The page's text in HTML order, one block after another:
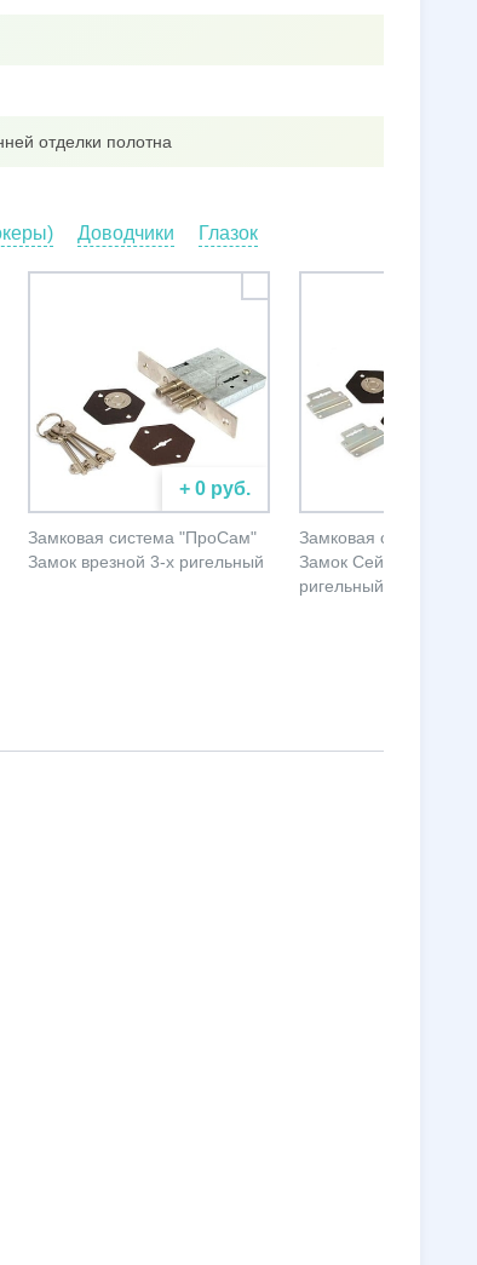
отделки полотна
Доводчики Глазок
+ 0 руб.
Замковая система "ПроСам"
Замок врезной 3-х ригельный
Замковая система
Замок Сейфовый 4-х
ригельный